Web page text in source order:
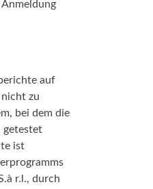
auf
zu
bei dem die
getestet
ist
r.l., durch